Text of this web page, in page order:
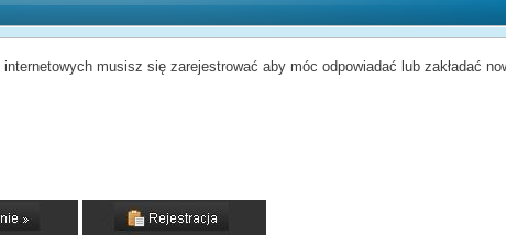
musisz się zarejestrować aby móc odpowiadać lub zakładać